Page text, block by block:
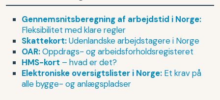
Gennemsnitsberegning af arbejdstid i Norge:
Fleksibilitet med klare regler
Skattekort:Udenlandske arbejdstagere i Norge
OAR:Oppdrags- og arbeidsforholdsregisteret
HMS-kort – hvad er det?
Elektroniske oversigtslister i Norge: Et krav på
alle bygge- og anlægspladser